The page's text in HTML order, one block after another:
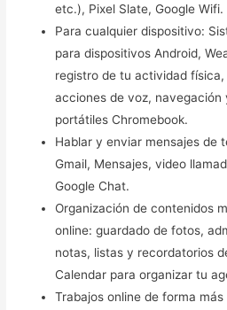
etc.), Pixel Slate, Google Wifi.
Para cualquier dispositivo:
para dispositivos Android,
registro de tu actividad
acciones de voz,
portátiles Chromebook.
Hablar y enviar mensajes de
Gmail, Mensajes, video
Google Chat.
Organización de contenidos
online: guardado de fotos,
notas, listas y recordatorios
Calendar para organizar tu
Trabajos online de forma